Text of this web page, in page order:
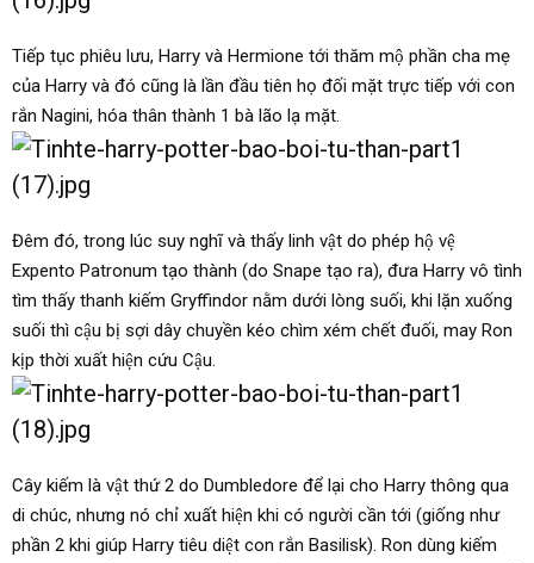
Tiếp tục phiêu lưu, Harry và Hermione tới thăm mộ phần cha mẹ
của Harry và đó cũng là lần đầu tiên họ đối mặt trực tiếp với con
rắn Nagini, hóa thân thành 1 bà lão lạ mặt.
Đêm đó, trong lúc suy nghĩ và thấy linh vật do phép hộ vệ
Expento Patronum tạo thành (do Snape tạo ra), đưa Harry vô tình
tìm thấy thanh kiếm Gryffindor nằm dưới lòng suối, khi lặn xuống
suối thì cậu bị sợi dây chuyền kéo chìm xém chết đuối, may Ron
kịp thời xuất hiện cứu Cậu.
Cây kiếm là vật thứ 2 do Dumbledore để lại cho Harry thông qua
di chúc, nhưng nó chỉ xuất hiện khi có người cần tới (giống như
phần 2 khi giúp Harry tiêu diệt con rắn Basilisk). Ron dùng kiếm